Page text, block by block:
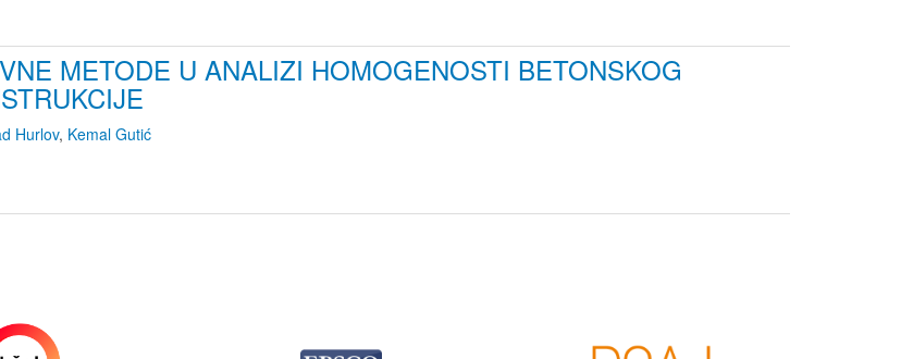
METODE U ANALIZI HOMOGENOSTI BETONSKOG
Hurlov, Kemal Gutić